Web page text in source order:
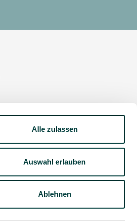
Alle zulassen
Auswahl erlauben
Ablehnen